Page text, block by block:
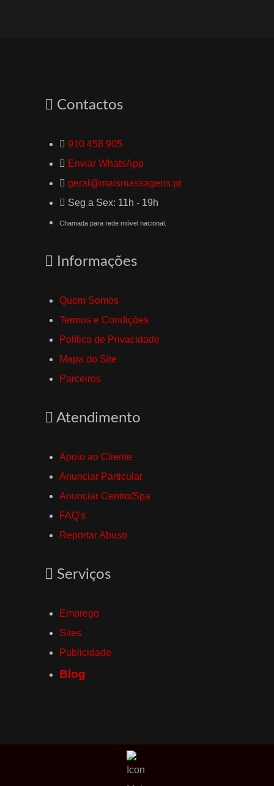
Contactos
910 458 905
Enviar WhatsApp
geral@maismassagens.pt
Seg a Sex: 11h - 19h
Chamada para rede móvel nacional.
Informações
Quem Somos
Termos e Condições
Política de Privacidade
Mapa do Site
Parceiros
Atendimento
Apoio ao Cliente
Anunciar Particular
Anunciar Centro/Spa
FAQ's
Reportar Abuso
Serviços
Emprego
Sites
Publicidade
Blog